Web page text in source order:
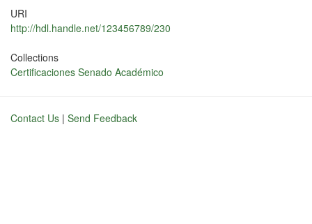
URI
http://hdl.handle.net/123456789/230
Collections
Certificaciones Senado Académico
Contact Us | Send Feedback